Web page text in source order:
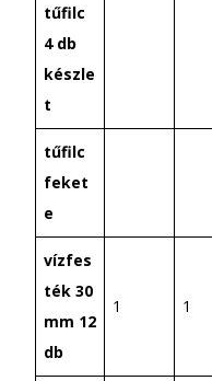
tűfilc
4 db
készle
t
tűfilc
feket
e
vízfes
ték 30
mm 12
db
1 1